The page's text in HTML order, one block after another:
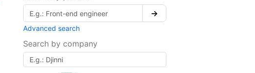
→
Advanced search
Search by company